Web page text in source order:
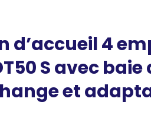
d’accueil 4
S avec
et